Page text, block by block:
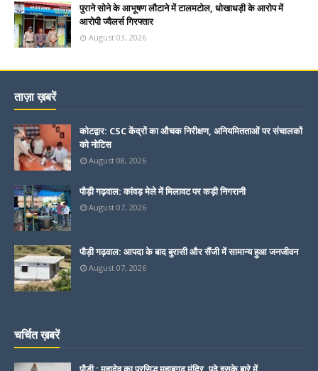
पुराने सोने के आभूषण लौटाने में टालमटोल, धोखाधड़ी के आरोप में
आरोपी ज्वैलर्स गिरफ्तार
August 03, 2026
ताज़ा ख़बरें
कोटद्वार: CSC केंद्रों का औचक निरीक्षण, अनियमितताओं पर संचालकों
को नोटिस
August 08, 2026
पौड़ी गढ़वाल: कांवड़ मेले में मिलावट पर कड़ी निगरानी
August 07, 2026
पौड़ी गढ़वाल: आपदा के बाद बुरासी और सैंजी में सामान्य हुआ जनजीवन
August 07, 2026
चर्चित ख़बरें